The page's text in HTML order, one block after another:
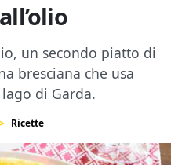
un secondo piatto di
bresciana che usa
di Garda.
Ricette